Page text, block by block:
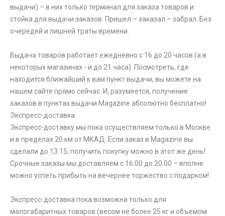
выдачи) – в них только терминал для заказа товаров и
стойка для выдачи заказов. Пришел – заказал – забрал. Без
очередей и лишней траты времени.
Выдача товаров работает ежедневно с 16 до 20 часов (а в
некоторых магазинах - и до 21 часа). Посмотреть, где
находится ближайший к вам пункт выдачи, вы можете на
нашем сайте прямо сейчас. И, разумеется, получение
заказов в пунктах выдачи Magazine абсолютно бесплатно!
Экспресс-доставка
Экспресс-доставку мы пока осуществляем только в Москве
и в пределах 20 км от МКАД. Если заказ в Magazine вы
сделали до 13.15, получить покупку можно в этот же день!
Срочные заказы мы доставляем с 16.00 до 20.00 – вполне
можно успеть прибыть на вечернее торжество с подарком!
Экспресс-доставка пока возможна только для
малогабаритных товаров (весом не более 25 кг и объемом